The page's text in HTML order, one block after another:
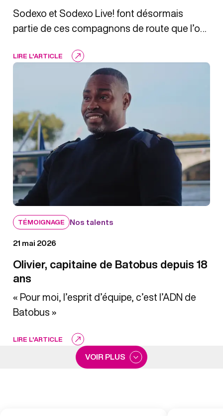
Sodexo et Sodexo Live! font désormais
partie de ces compagnons de route que l’on
au coeur du Tour de France.
LIRE L'ARTICLE
TÉMOIGNAGE Nos talents
21 mai 2026
Olivier, capitaine de Batobus depuis 18
ans
« Pour moi, l’esprit d’équipe, c’est l’ADN de
Batobus »
LIRE L'ARTICLE
VOIR PLUS